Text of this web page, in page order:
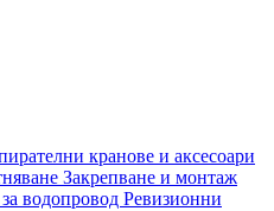
кранове и аксесоари
Закрепване и монтаж
водопровод Ревизионни